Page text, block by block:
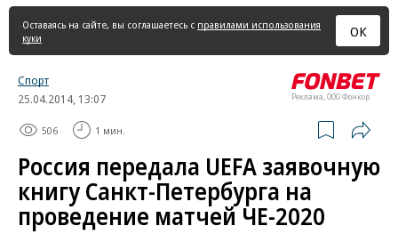
страница
Оставаясь на сайте, вы соглашаетесь с правилами использования
куки
ОК
Реклама, ООО Фонкор
Спорт
25.04.2014, 13:07
506 1 мин.
Россия передала UEFA заявочную
книгу Санкт-Петербурга на
проведение матчей ЧЕ-2020